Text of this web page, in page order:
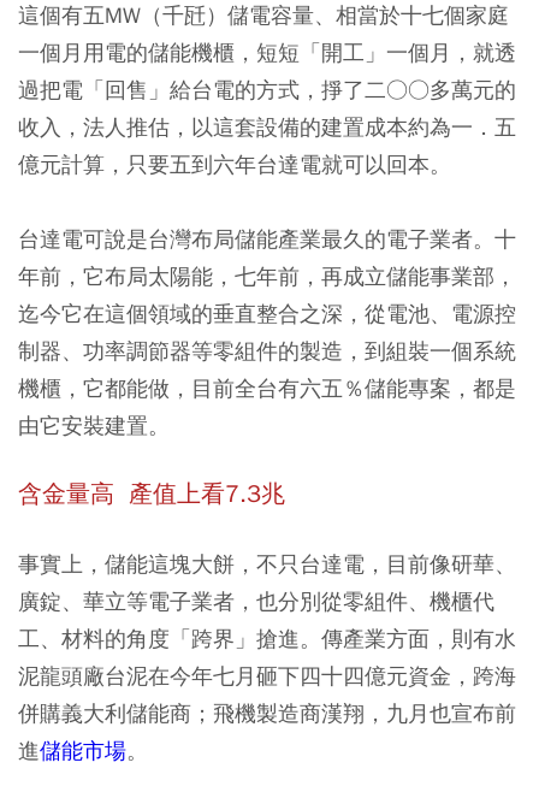
這個有五MW（千瓩）儲電容量、相當於十七個家庭
一個月用電的儲能機櫃，短短「開工」一個月，就透
過把電「回售」給台電的方式，掙了二○○多萬元的
收入，法人推估，以這套設備的建置成本約為一．五
億元計算，只要五到六年台達電就可以回本。
台達電可說是台灣布局儲能產業最久的電子業者。十
年前，它布局太陽能，七年前，再成立儲能事業部，
迄今它在這個領域的垂直整合之深，從電池、電源控
制器、功率調節器等零組件的製造，到組裝一個系統
機櫃，它都能做，目前全台有六五％儲能專案，都是
由它安裝建置。
含金量高 產值上看7.3兆
事實上，儲能這塊大餅，不只台達電，目前像研華、
廣錠、華立等電子業者，也分別從零組件、機櫃代
工、材料的角度「跨界」搶進。傳產業方面，則有水
泥龍頭廠台泥在今年七月砸下四十四億元資金，跨海
併購義大利儲能商；飛機製造商漢翔，九月也宣布前
進儲能市場。